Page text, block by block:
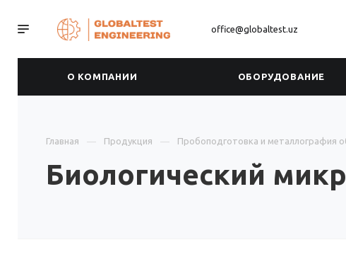
office@globaltest.uz
О КОМПАНИИ ОБОРУДОВАНИЕ
Главная Продукция Пробоподготовка и металлография
Биологический